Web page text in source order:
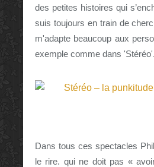
des petites histoires qui
suis toujours en train de
m'adapte beaucoup aux
exemple comme dans
Dans tous ces spectacles
le rire. qui ne doit pas «